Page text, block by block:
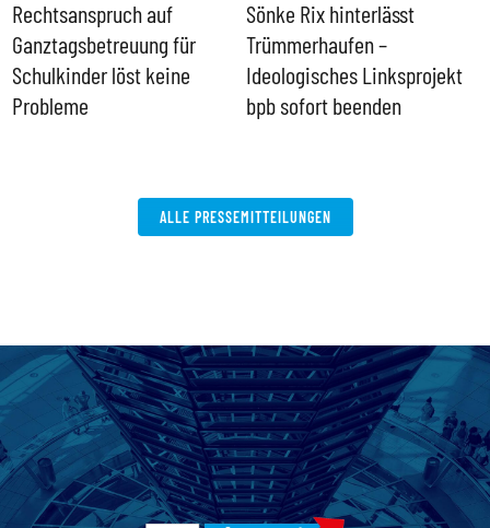
Rechtsanspruch auf
Ganztagsbetreuung für
Schulkinder löst keine
Probleme
Sönke Rix hinterlässt
Trümmerhaufen –
Ideologisches Linksprojekt
bpb sofort beenden
ALLE PRESSEMITTEILUNGEN